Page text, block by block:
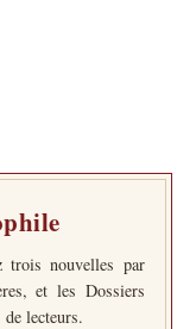
trois nouvelles par
et les Dossiers
lecteurs.